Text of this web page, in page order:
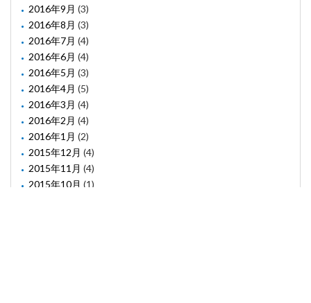
2016年9月 (3)
2016年8月 (3)
2016年7月 (4)
2016年6月 (4)
2016年5月 (3)
2016年4月 (5)
2016年3月 (4)
2016年2月 (4)
2016年1月 (2)
2015年12月 (4)
2015年11月 (4)
2015年10月 (1)